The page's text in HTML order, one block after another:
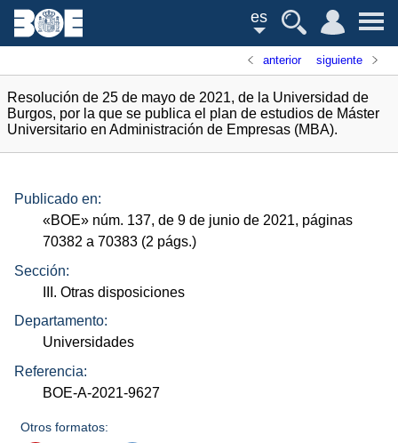
es
anterior siguiente
Resolución de 25 de mayo de 2021, de la Universidad de
Burgos, por la que se publica el plan de estudios de Máster
Universitario en Administración de Empresas (MBA).
Publicado en:
«BOE» núm. 137, de 9 de junio de 2021, páginas
70382 a 70383 (2 págs.)
Sección:
III. Otras disposiciones
Departamento:
Universidades
Referencia:
BOE-A-2021-9627
Otros formatos: